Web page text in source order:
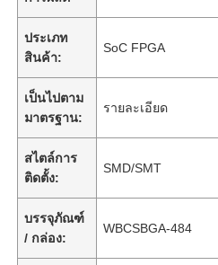
ประเภท
สินค้า:
SoC FPGA
เป็นไปตาม
มาตรฐาน:
รายละเอียด
สไตล์การ
ติดตั้ง:
SMD/SMT
บรรจุภัณฑ์
/ กล่อง:
WBCSBGA-484